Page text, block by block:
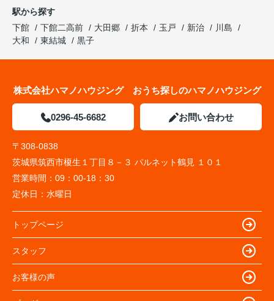
駅から探す
下館
下館二高前 大田郷 折本 玉戸 新治
川島
大和
東結城 黒子
株式会社ハマノハウジング おうち探しのハマノハウジング
0296-45-6682 お問い合わせ
〒308-0838
茨城県筑西市榎生１丁目８－３ パルネット鶴見 １０１
営業時間： 09：00-18：30
定休日： 水曜日
トップページ
スタッフ
お客様の声